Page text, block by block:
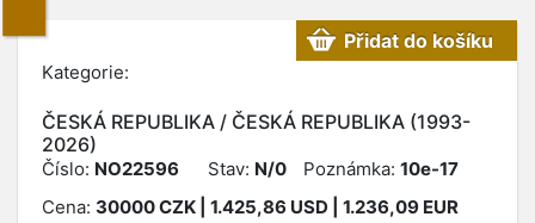
Kategorie:
ČESKÁ REPUBLIKA / ČESKÁ REPUBLIKA (1993-
2026)
Přidat do košíku
Číslo: NO22596 Stav: N/0 Poznámka: 10e-17
Cena: 30000CZK | 1.425,86 USD | 1.236,09 EUR